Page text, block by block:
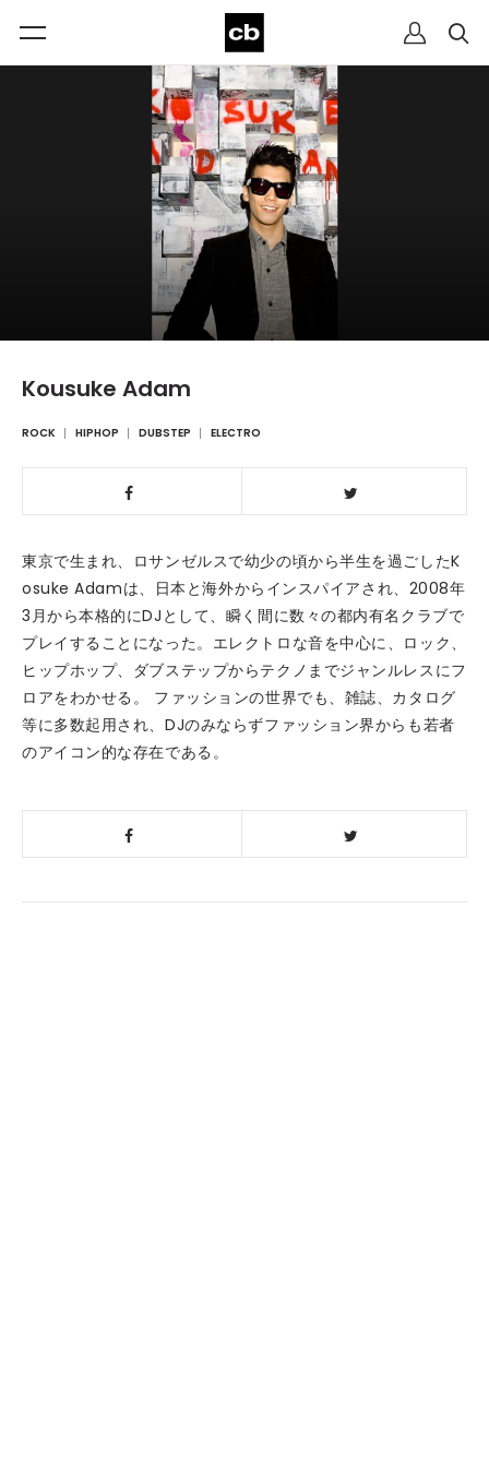
Kousuke Adam
ROCK HIPHOP DUBSTEP ELECTRO
東京で生まれ、ロサンゼルスで幼少の頃から半生を過ごしたK
osuke Adamは、日本と海外からインスパイアされ、2008年
3月から本格的にDJとして、瞬く間に数々の都内有名クラブで
プレイすることになった。エレクトロな音を中心に、ロック、
ヒップホップ、ダブステップからテクノまでジャンルレスにフ
ロアをわかせる。 ファッションの世界でも、雑誌、カタログ
等に多数起用され、DJのみならずファッション界からも若者
のアイコン的な存在である。